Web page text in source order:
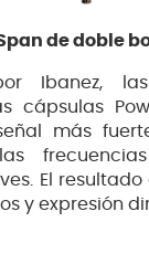
de doble
Ibanez,
cápsulas
más
El
y expresión